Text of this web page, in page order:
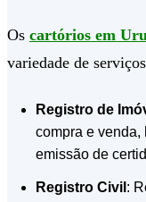
Os cartórios em
variedade de
Registro de
compra e venda,
emissão de
Registro Civil :